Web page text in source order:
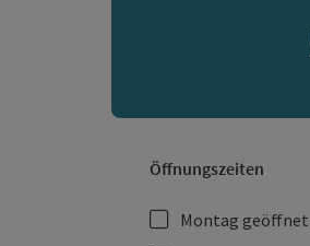
Öffnungszeiten
Montag geöffnet